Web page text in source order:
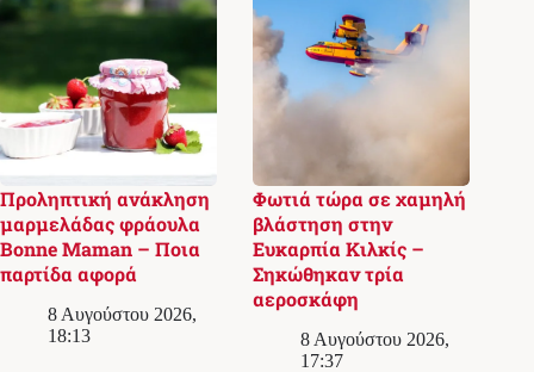
Προληπτική ανάκληση
μαρμελάδας φράουλα
Bonne Maman – Ποια
παρτίδα αφορά
8 Αυγούστου 2026,
18:13
Φωτιά τώρα σε χαμηλή
βλάστηση στην
Ευκαρπία Κιλκίς –
Σηκώθηκαν τρία
αεροσκάφη
8 Αυγούστου 2026,
17:37